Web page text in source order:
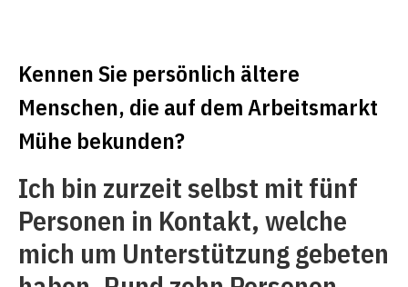
Kennen Sie persönlich ältere
Menschen, die auf dem Arbeitsmarkt
Mühe bekunden?
Ich bin zurzeit selbst mit fünf
Personen in Kontakt, welche
mich um Unterstützung gebeten